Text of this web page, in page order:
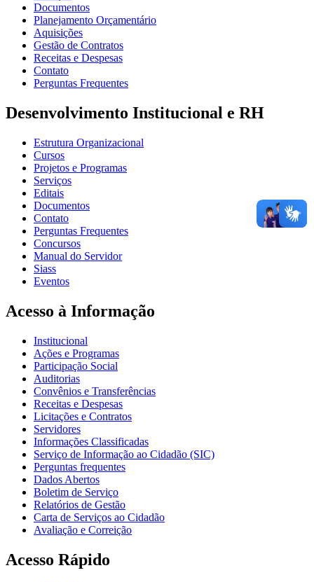
Documentos
Planejamento Orçamentário
Aquisições
Gestão de Contratos
Receitas e Despesas
Contato
Perguntas Frequentes
Desenvolvimento Institucional e RH
Estrutura Organizacional
Cursos
Projetos e Programas
Serviços
Editais
Documentos
Contato
Perguntas Frequentes
Concursos
Manual do Servidor
Siass
Eventos
Acesso à Informação
Institucional
Ações e Programas
Participação Social
Auditorias
Convênios e Transferências
Receitas e Despesas
Licitações e Contratos
Servidores
Informações Classificadas
Serviço de Informação ao Cidadão (SIC)
Perguntas frequentes
Dados Abertos
Boletim de Serviço
Relatórios de Gestão
Carta de Serviços ao Cidadão
Avaliação e Correição
Acesso Rápido